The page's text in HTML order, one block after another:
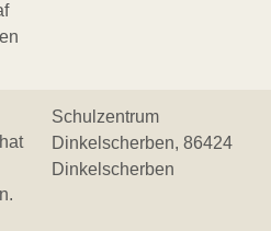
Schulzentrum
Dinkelscherben, 86424
Dinkelscherben